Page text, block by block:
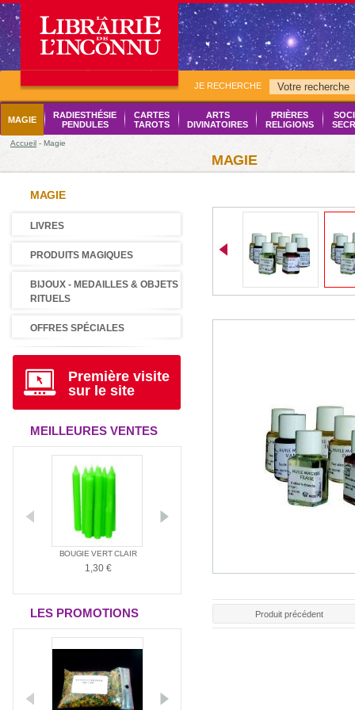
JE RECHERCHE
MAGIE
RADIESTHÉSIE
PENDULES
CARTES
TAROTS
ARTS
DIVINATOIRES
PRIÈRES
RELIGIONS
Accueil - Magie
MAGIE
MAGIE
LIVRES
PRODUITS MAGIQUES
BIJOUX - MEDAILLES & OBJETS
RITUELS
OFFRES SPÉCIALES
Première visite
sur le site
MEILLEURES VENTES
BOUGIE VERT CLAIR
1,30 €
LES PROMOTIONS Produit précédent